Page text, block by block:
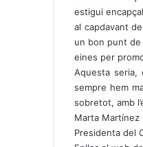
estigui
al capdavant
un bon punt de
eines per
Aquesta seria,
sempre hem
sobretot, amb
Marta Martínez
Presidenta del